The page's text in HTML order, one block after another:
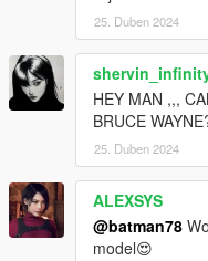
25. Duben 2024
HEY MAN ,,,
BRUCE
25. Duben 2024
ALEXSYS
@batman78
model😍